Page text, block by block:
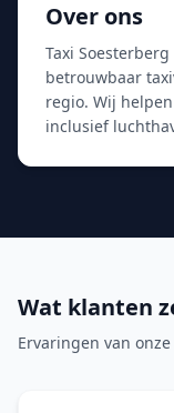
Over ons
Taxi
betrouwbaar
regio. Wij
inclusief
Wat klanten
Ervaringen van